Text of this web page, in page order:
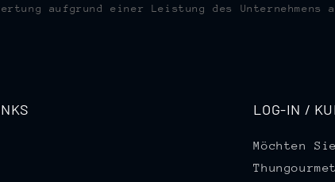
aufgrund einer Leistung des Unternehmens
LOG-IN /
Möchten